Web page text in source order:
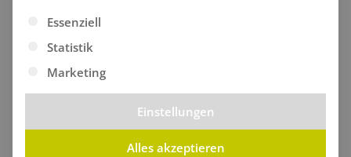
Verkauf nur an Unternehmer, Gewerbetreibende,
Es folgt eine Liste der Service-Gruppen, für die eine
Essenziell
Statistik
Marketing
Einstellungen
Alles akzeptieren